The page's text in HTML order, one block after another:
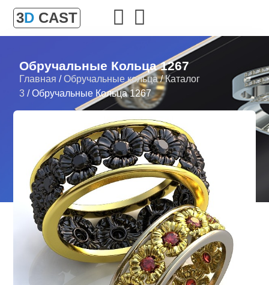
3D CAST
Обручальные Кольца 1267
Главная /Обручальные кольца/Каталог
3 / Обручальные Кольца 1267